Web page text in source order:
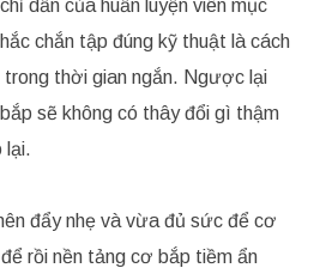
dẫn của huấn luyện viên mục
chắn tập đúng kỹ thuật là cách
trong thời gian ngắn. Ngược lại
sẽ không có thây đổi gì thậm
lại.
đẩy nhẹ và vừa đủ sức để cơ
rồi nền tảng cơ bắp tiềm ẩn